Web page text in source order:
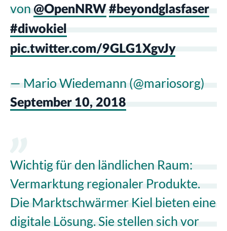
von @OpenNRW #beyondglasfaser
#diwokiel
pic.twitter.com/9GLG1XgvJy
— Mario Wiedemann (@mariosorg)
September 10, 2018
Wichtig für den ländlichen Raum:
Vermarktung regionaler Produkte.
Die Marktschwärmer Kiel bieten eine
digitale Lösung. Sie stellen sich vor